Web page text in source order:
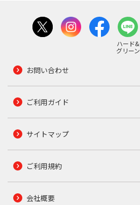
ハード&
グリーン
お問い合わせ
ご利用ガイド
サイトマップ
ご利用規約
会社概要